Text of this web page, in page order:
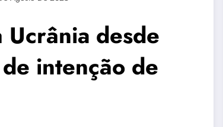
Ucrânia desde
intenção de